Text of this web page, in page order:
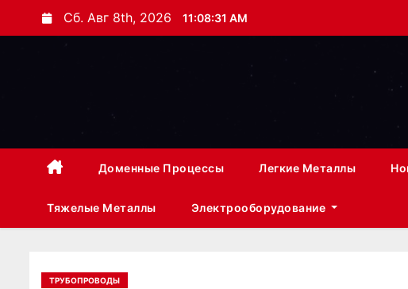
е
д
Сб. Авг 8th, 2026 11:08:32 AM
Доменные Процессы Легкие Металлы
Тяжелые Металлы Электрооборудование
ТРУБОПРОВОДЫ